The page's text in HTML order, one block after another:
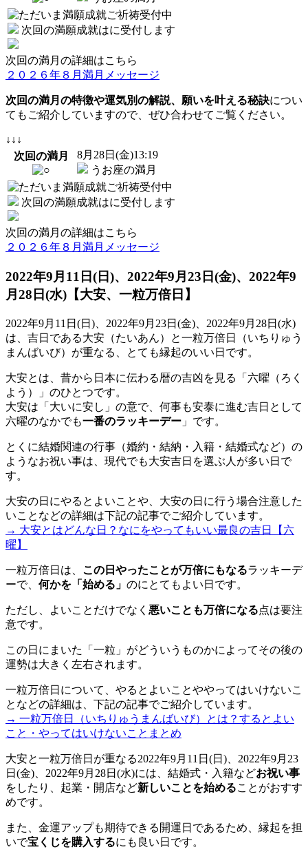
次回の満願成就はに受付します
次回の満月の詳細はこちら
２０２６年８月満月メッセージ
次回の満月の特徴や運気別の解説、願いを叶える秘訣につい
てもご紹介していますので、ぜひ合わせてご覧ください。
↓↓↓
次回の満月
8月 28日(金)13:19
うお座の満月
次回の満願成就はに受付します
次回の満月の詳細はこちら
２０２６年８月満月メッセージ
2022年9月11日(日)、2022年9月23日(金)、2022年9
月28日(水)【大安、一粒万倍日】
2022年9月11日(日)、2022年9月23日(金)、2022年9月28日(水)
は、吉日である大安（たいあん）と一粒万倍日（いちりゅう
まんばいび）が重なる
、とても縁起のいい日です。
大安とは、昔から日本に伝わる暦の吉凶を見る「六曜（ろく
よう）」のひとつです。
大安は「大いに安し」の意で、何事も安泰に進む吉日として
六曜のなかでも一番のラッキーデー 」です。
とくに結婚関連の行事（婚約・結納・入籍・結婚式など）の
ようなお祝い事は、現代でも大安吉日を選ぶ人が多い日で
す。
大安の日にやるとよいことや、大安の日に行う場合注意した
いことなどの詳細は下記の記事でご紹介しています。
→ 大安とはどんな日？なにをやってもいい最良の吉日【六
曜】
一粒万倍日 は、 この日やったことが万倍にもなるラッキーデ
ーで、 何かを「始める」 のにとてもよい日です。
ただし、よいことだけでなく 悪いことも万倍になる点は要注
意です。
この日にまいた「一粒」がどういうものかによってその後の
運勢は大きく左右されます。
一粒万倍日について、やるとよいことややってはいけないこ
となどの詳細は、下記の記事でご紹介しています。
→ 一粒万倍日（いちりゅうまんばいび）とは？するとよい
こと・やってはいけないことまとめ
大安と一粒万倍日 が重なる2022年9月11日(日)、2022年9月23
日(金)、2022年9月28日(水)には、結婚式・入籍などお祝い事
をしたり、起業・開店など新しいことを始めることがおすす
めです。
また、金運アップも期待できる開運日であるため、縁起を担
いで宝くじを購入するにも良い日です。